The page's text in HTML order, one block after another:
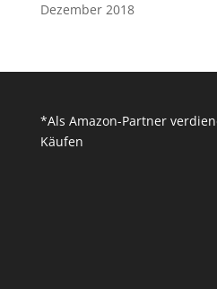
Dezember 2018
*Als Amazon-Partner
Käufen